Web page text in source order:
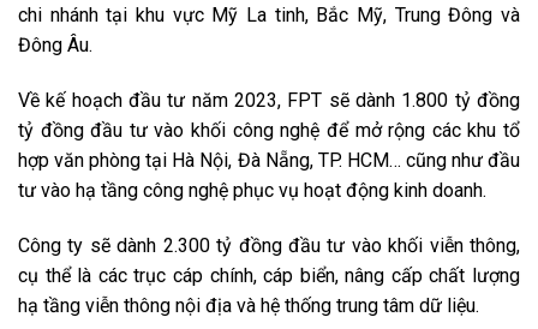
chi nhánh tại khu vực Mỹ La tinh, Bắc Mỹ, Trung Đông và
Đông Âu.
Về kế hoạch đầu tư năm 2023, FPT sẽ dành 1.800 tỷ đồng
tỷ đồng đầu tư vào khối công nghệ để mở rộng các khu tổ
hợp văn phòng tại Hà Nội, Đà Nẵng, TP. HCM… cũng như đầu
tư vào hạ tầng công nghệ phục vụ hoạt động kinh doanh.
Công ty sẽ dành 2.300 tỷ đồng đầu tư vào khối viễn thông,
cụ thể là các trục cáp chính, cáp biển, nâng cấp chất lượng
hạ tầng viễn thông nội địa và hệ thống trung tâm dữ liệu.